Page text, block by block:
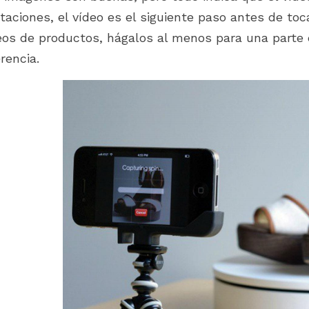
el vídeo es el siguiente paso antes de
de productos, hágalos al menos para una